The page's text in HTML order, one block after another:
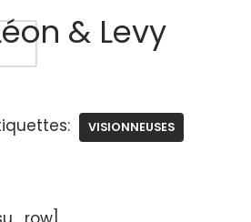
& Levy
VISIONNEUSES